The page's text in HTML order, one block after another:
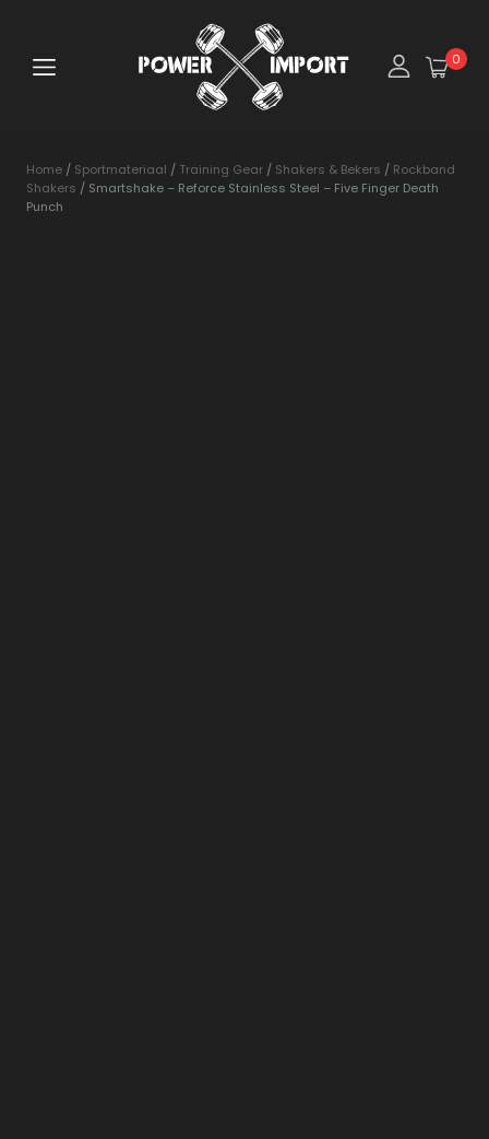
0
Home / Sportmateriaal / Training Gear / Shakers & Bekers / Rockband
Shakers / Smartshake – Reforce Stainless Steel – Five Finger Death
Punch